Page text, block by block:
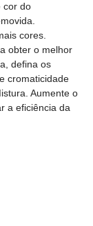
cor do
cores.
obter o melhor
defina os
cromaticidade
Aumente o
a eficiência da